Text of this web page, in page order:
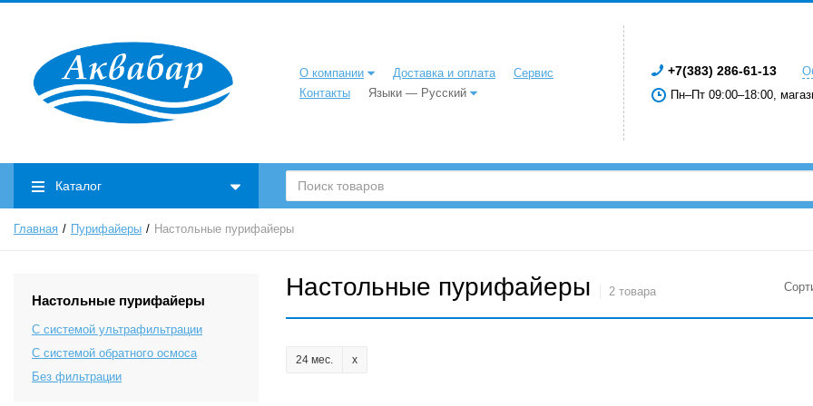
О компании Доставка и оплата
Сервис
Контакты
Языки — Русский
+7(383) 286-61-13
Пн–Пт 09:00–18:00,
Каталог
Главная Пурифайеры Настольные пурифайеры
Настольные пурифайеры
С системой ультрафильтрации
C системой обратного осмоса
Без фильтрации
Настольные пурифайеры 2 товара
24 мес.